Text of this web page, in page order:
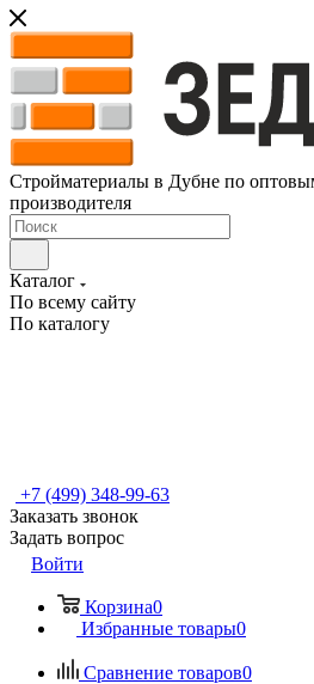
Стройматериалы в Дубне по
производителя
Каталог
По всему сайту
По каталогу
+7 (499) 348-99-63
Заказать звонок
Задать вопрос
Войти
Корзина0
Избранные товары0
Сравнение товаров0